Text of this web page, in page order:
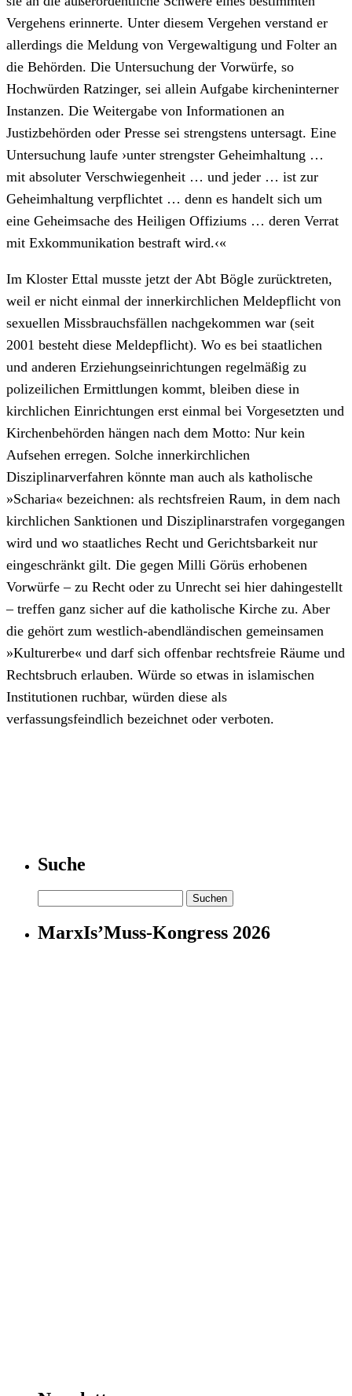
Vergehens erinnerte. Unter diesem Vergehen verstand er
allerdings die Meldung von Vergewaltigung und Folter an
die Behörden. Die Untersuchung der Vorwürfe, so
Hochwürden Ratzinger, sei allein Aufgabe kircheninterner
Instanzen. Die Weitergabe von Informationen an
Justizbehörden oder Presse sei strengstens untersagt. Eine
Untersuchung laufe ›unter strengster Geheimhaltung …
mit absoluter Verschwiegenheit … und jeder … ist zur
Geheimhaltung verpflichtet … denn es handelt sich um
eine Geheimsache des Heiligen Offiziums … deren Verrat
mit Exkommunikation bestraft wird.‹«
Im Kloster Ettal musste jetzt der Abt Bögle zurücktreten,
weil er nicht einmal der innerkirchlichen Meldepflicht von
sexuellen Missbrauchsfällen nachgekommen war (seit
2001 besteht diese Meldepflicht). Wo es bei staatlichen
und anderen Erziehungseinrichtungen regelmäßig zu
polizeilichen Ermittlungen kommt, bleiben diese in
kirchlichen Einrichtungen erst einmal bei Vorgesetzten und
Kirchenbehörden hängen nach dem Motto: Nur kein
Aufsehen erregen. Solche innerkirchlichen
Disziplinarverfahren könnte man auch als katholische
»Scharia« bezeichnen: als rechtsfreien Raum, in dem nach
kirchlichen Sanktionen und Disziplinarstrafen vorgegangen
wird und wo staatliches Recht und Gerichtsbarkeit nur
eingeschränkt gilt. Die gegen Milli Görüs erhobenen
Vorwürfe – zu Recht oder zu Unrecht sei hier dahingestellt
– treffen ganz sicher auf die katholische Kirche zu. Aber
die gehört zum westlich-abendländischen gemeinsamen
»Kulturerbe« und darf sich offenbar rechtsfreie Räume und
Rechtsbruch erlauben. Würde so etwas in islamischen
Institutionen ruchbar, würden diese als
verfassungsfeindlich bezeichnet oder verboten.
Suche
nach:
MarxIs’Muss-Kongress 2026